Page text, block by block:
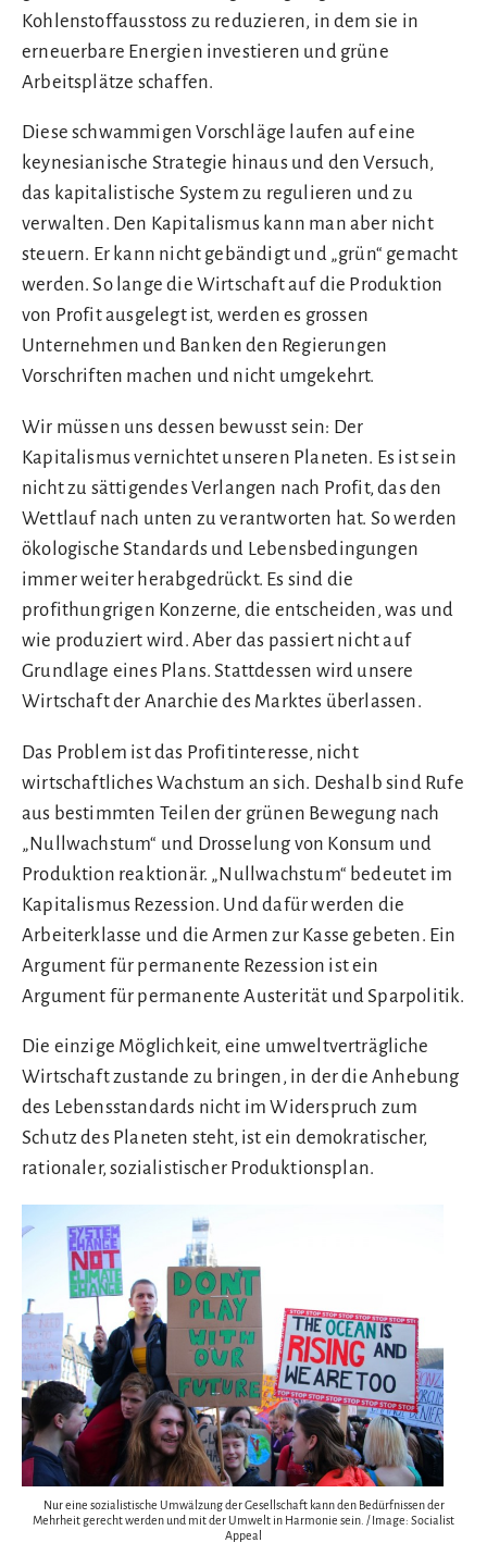
Kohlenstoffausstoss zu reduzieren, in dem sie in
erneuerbare Energien investieren und grüne
Arbeitsplätze schaffen.
Diese schwammigen Vorschläge laufen auf eine
keynesianische Strategie hinaus und den Versuch,
das kapitalistische System zu regulieren und zu
verwalten. Den Kapitalismus kann man aber nicht
steuern. Er kann nicht gebändigt und „grün“ gemacht
werden. So lange die Wirtschaft auf die Produktion
von Profit ausgelegt ist, werden es grossen
Unternehmen und Banken den Regierungen
Vorschriften machen und nicht umgekehrt.
Wir müssen uns dessen bewusst sein: Der
Kapitalismus vernichtet unseren Planeten. Es ist sein
nicht zu sättigendes Verlangen nach Profit, das den
Wettlauf nach unten zu verantworten hat. So werden
ökologische Standards und Lebensbedingungen
immer weiter herabgedrückt. Es sind die
profithungrigen Konzerne, die entscheiden, was und
wie produziert wird. Aber das passiert nicht auf
Grundlage eines Plans. Stattdessen wird unsere
Wirtschaft der Anarchie des Marktes überlassen.
Das Problem ist das Profitinteresse, nicht
wirtschaftliches Wachstum an sich. Deshalb sind Rufe
aus bestimmten Teilen der grünen Bewegung nach
„Nullwachstum“ und Drosselung von Konsum und
Produktion reaktionär. „Nullwachstum“ bedeutet im
Kapitalismus Rezession. Und dafür werden die
Arbeiterklasse und die Armen zur Kasse gebeten. Ein
Argument für permanente Rezession ist ein
Argument für permanente Austerität und Sparpolitik.
Die einzige Möglichkeit, eine umweltverträgliche
Wirtschaft zustande zu bringen, in der die Anhebung
des Lebensstandards nicht im Widerspruch zum
Schutz des Planeten steht, ist ein demokratischer,
rationaler, sozialistischer Produktionsplan.
Nur eine sozialistische Umwälzung der Gesellschaft kann den Bedürfnissen der
Mehrheit gerecht werden und mit der Umwelt in Harmonie sein. / Image: Socialist
Appeal